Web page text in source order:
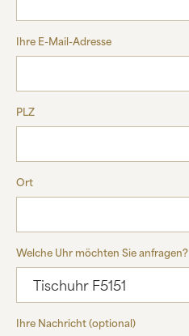
Ihre E-Mail-Adresse
PLZ
Ort
Welche Uhr möchten Sie anfragen?
Ihre Nachricht (optional)